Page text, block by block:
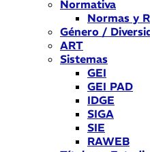
Normativa
Normas y
Género /
ART
Sistemas
GEI
GEI PAD
IDGE
SIGA
SIE
RAWEB